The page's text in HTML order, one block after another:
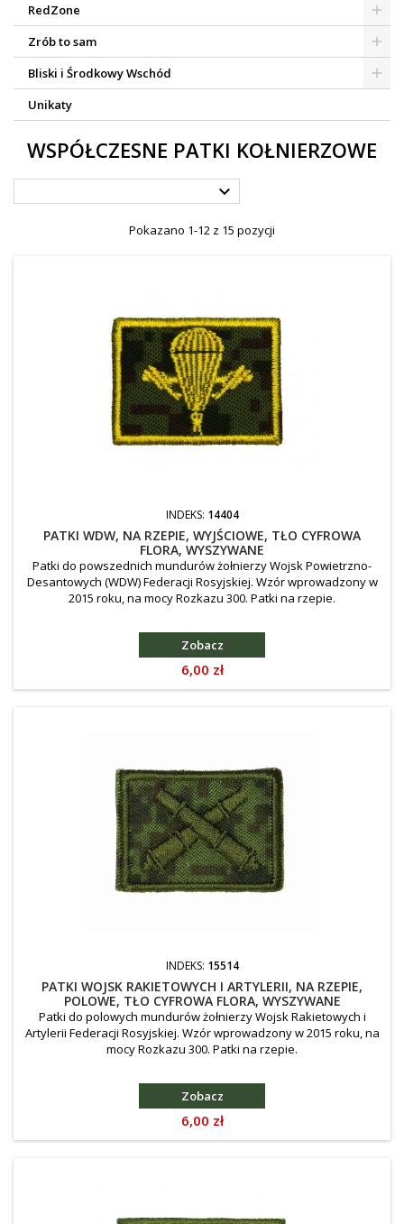
RedZone
Zrób to sam
Bliski i Środkowy Wschód
Unikaty
WSPÓŁCZESNE PATKI KOŁNIERZOWE

Pokazano 1-12 z 15 pozycji
INDEKS: 14404
PATKI WDW, NA RZEPIE, WYJŚCIOWE, TŁO CYFROWA
FLORA, WYSZYWANE
Patki do powszednich mundurów żołnierzy Wojsk Powietrzno-
Desantowych (WDW) Federacji Rosyjskiej. Wzór wprowadzony w
2015 roku, na mocy Rozkazu 300. Patki na rzepie.
Zobacz
Cena
6,00 zł
INDEKS: 15514
PATKI WOJSK RAKIETOWYCH I ARTYLERII, NA RZEPIE,
POLOWE, TŁO CYFROWA FLORA, WYSZYWANE
Patki do polowych mundurów żołnierzy Wojsk Rakietowych i
Artylerii Federacji Rosyjskiej. Wzór wprowadzony w 2015 roku, na
mocy Rozkazu 300. Patki na rzepie.
Zobacz
Cena
6,00 zł